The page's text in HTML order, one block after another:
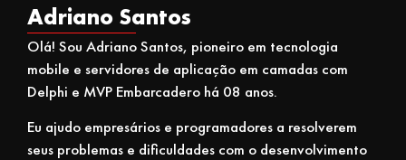
Adriano Santos
Olá! Sou Adriano Santos, pioneiro em tecnologia
mobile e servidores de aplicação em camadas com
Delphi e MVP Embarcadero há 08 anos.
Eu ajudo empresários e programadores a resolverem
seus problemas e dificuldades com o desenvolvimento